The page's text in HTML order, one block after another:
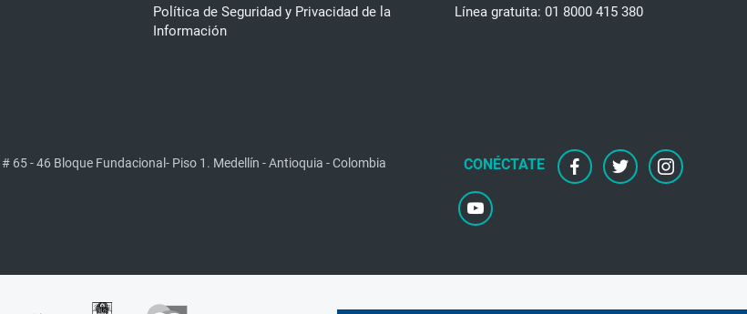
Política de Seguridad y Privacidad de la
Información
Línea gratuita: 01 8000 415 380
65 - 46 Bloque Fundacional- Piso 1. Medellín - Antioquia - Colombia